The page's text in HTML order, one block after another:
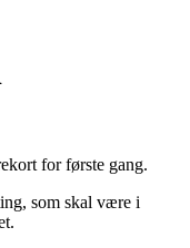
for første gang.
som skal være i